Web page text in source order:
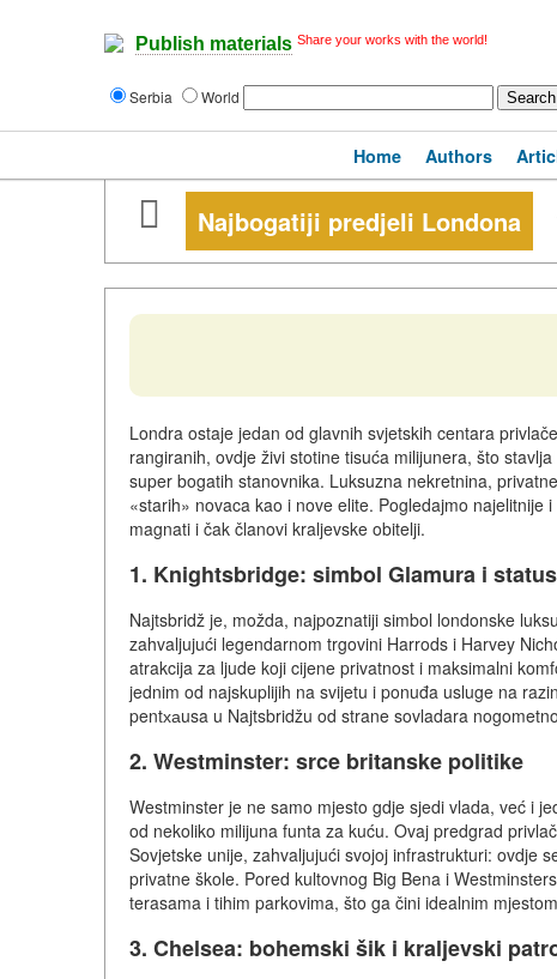
Publish materials Share your works with the world!
Serbia World
Home Authors
Najbogatiji predjeli Londona
Londra ostaje jedan od glavnih svjetskih centara
rangiranih, ovdje živi stotine tisuća milijunera, što
super bogatih stanovnika. Luksuzna nekretnina,
«starih» novaca kao i nove elite. Pogledajmo
magnati i čak članovi kraljevske obitelji.
1. Knightsbridge: simbol Glamura i
Najtsbridž je, možda, najpoznatiji simbol londonske
zahvaljujući legendarnom trgovini Harrods i Harvey
atrakcija za ljude koji cijene privatnost i maksimalni
jednim od najskuplijih na svijetu i ponuđa usluge na
pentхаusa u Najtsbridžu od strane sovladara
2. Westminster: srce britanske politike
Westminster je ne samo mjesto gdje sjedi vlada, već i
od nekoliko milijuna funta za kuću. Ovaj predgrad
Sovjetske unije, zahvaljujući svojoj infrastrukturi: ovdje
privatne škole. Pored kultovnog Big Bena i
terasama i tihim parkovima, što ga čini idealnim
3. Chelsea: bohemski šik i kraljevski